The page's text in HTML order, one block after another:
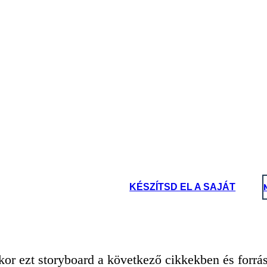
KÉSZÍTSD EL A SAJÁT
ezt storyboard a következő cikkekben és